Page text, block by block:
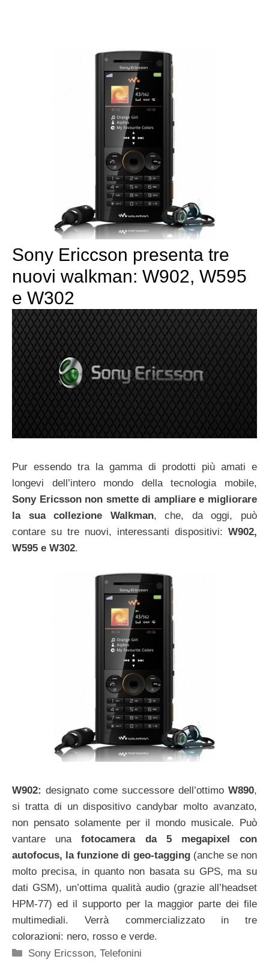
Sony Ericcson presenta tre
nuovi walkman: W902, W595
e W302
Pur essendo tra la gamma di prodotti più amati e
longevi dell’intero mondo della tecnologia mobile,
Sony Ericsson non smette di ampliare e migliorare
la sua collezione Walkman, che, da oggi, può
contare su tre nuovi, interessanti dispositivi: W902,
W595 e W302.
W902: designato come successore dell’ottimo W890,
si tratta di un dispositivo candybar molto avanzato,
non pensato solamente per il mondo musicale. Può
vantare unafotocamera da 5 megapixel con
autofocus, la funzione di geo-tagging (anche se non
molto precisa, in quanto non basata su GPS, ma su
dati GSM), un’ottima qualità audio (grazie all’headset
HPM-77) ed il supporto per la maggior parte dei file
multimediali. Verrà commercializzato in tre
colorazioni: nero, rosso e verde.
Categorie
Sony Ericsson,Telefonini